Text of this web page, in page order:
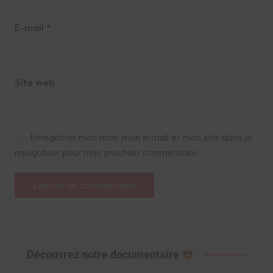
E-mail *
Site web
Enregistrer mon nom, mon e-mail et mon site dans le
navigateur pour mon prochain commentaire.
Découvrez notre documentaire